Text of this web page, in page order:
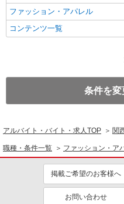
ファッション・アパレル
コンテンツ一覧
条件を変
アルバイト・バイト・求人TOP 関
職種・条件一覧 ファッション・ア
掲載ご希望のお客様へ
お問い合わせ